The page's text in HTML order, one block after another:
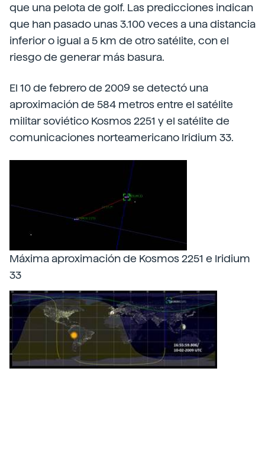
que una pelota de golf. Las predicciones indican
que han pasado unas 3.100 veces a una distancia
inferior o igual a 5 km de otro satélite, con el
riesgo de generar más basura.
El 10 de febrero de 2009 se detectó una
aproximación de 584 metros entre el satélite
militar soviético Kosmos 2251 y el satélite de
comunicaciones norteamericano Iridium 33.
Máxima aproximación de Kosmos 2251 e Iridium
33